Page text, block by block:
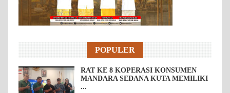
POPULER
RAT KE 8 KOPERASI KONSUMEN
MANDARA SEDANA KUTA MEMILIKI
...